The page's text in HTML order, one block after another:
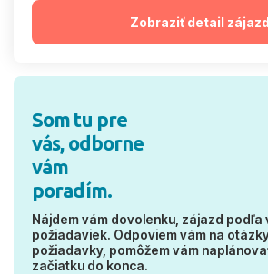
Zobraziť detail
Som tu pre
vás, odborne
vám
poradím.
Nájdem vám dovolenku, zájazd podľa
požiadaviek. Odpoviem vám na
požiadavky, pomôžem vám
začiatku do konca.